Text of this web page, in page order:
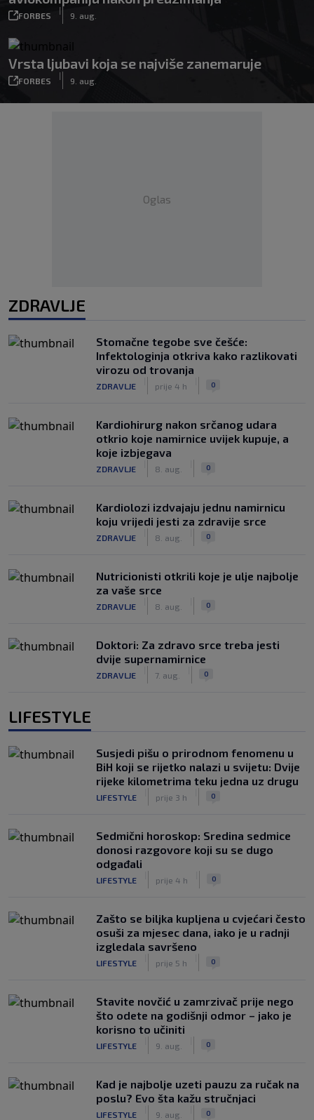
FORBES
|
9. aug.
Vrsta ljubavi koja se najviše zanemaruje
FORBES
|
9. aug.
Oglas
ZDRAVLJE
Stomačne tegobe sve češće:
Infektologinja otkriva kako razlikovati
virozu od trovanja
ZDRAVLJE prije 4 h 0
Kardiohirurg nakon srčanog udara
otkrio koje namirnice uvijek kupuje, a
koje izbjegava
ZDRAVLJE 8. aug. 0
Kardiolozi izdvajaju jednu namirnicu
koju vrijedi jesti za zdravije srce
ZDRAVLJE 8. aug. 0
Nutricionisti otkrili koje je ulje najbolje
za vaše srce
ZDRAVLJE 8. aug. 0
Doktori: Za zdravo srce treba jesti
dvije supernamirnice
ZDRAVLJE 7. aug. 0
LIFESTYLE
Susjedi pišu o prirodnom fenomenu u
BiH koji se rijetko nalazi u svijetu: Dvije
rijeke kilometrima teku jedna uz drugu
LIFESTYLE prije 3 h 0
Sedmični horoskop: Sredina sedmice
donosi razgovore koji su se dugo
odgađali
LIFESTYLE prije 4 h 0
Zašto se biljka kupljena u cvjećari često
osuši za mjesec dana, iako je u radnji
izgledala savršeno
LIFESTYLE prije 5 h 0
Stavite novčić u zamrzivač prije nego
što odete na godišnji odmor – jako je
korisno to učiniti
LIFESTYLE 9. aug. 0
Kad je najbolje uzeti pauzu za ručak na
poslu? Evo šta kažu stručnjaci
LIFESTYLE 9. aug. 0